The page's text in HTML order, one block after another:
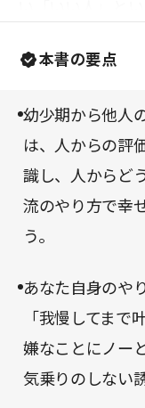
嫌なことにはノ
して一線を引い
自分の生活が前
りだ。
相手、縁を切り
だろうか。本書
い人でありたい
本書の要点
幼少期から他人
は、人からの評
識し、人からど
流のやり方で幸
う。
あなた自身のや
「我慢してまで
嫌なことにノー
気乗りのしない